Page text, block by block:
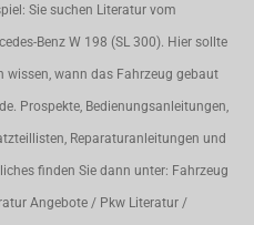
Sie suchen Literatur vom
Benz W 198 (SL 300). Hier sollte
wissen, wann das Fahrzeug gebaut
Prospekte, Bedienungsanleitungen,
Reparaturanleitungen und
finden Sie dann unter: Fahrzeug
Angebote / Pkw Literatur /